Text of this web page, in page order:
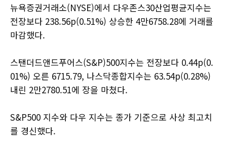
뉴욕증권거래소(NYSE)에서 다우존스30산업평균지수는
전장보다 238.56p(0.51%) 상승한 4만6758.28에 거래를
마감했다.
스탠더드앤드푸어스(S&P)500지수는 전장보다 0.44p(0.
01%) 오른 6715.79, 나스닥종합지수는 63.54p(0.28%)
내린 2만2780.51에 장을 마쳤다.
S&P500 지수와 다우 지수는 종가 기준으로 사상 최고치
를 경신했다.